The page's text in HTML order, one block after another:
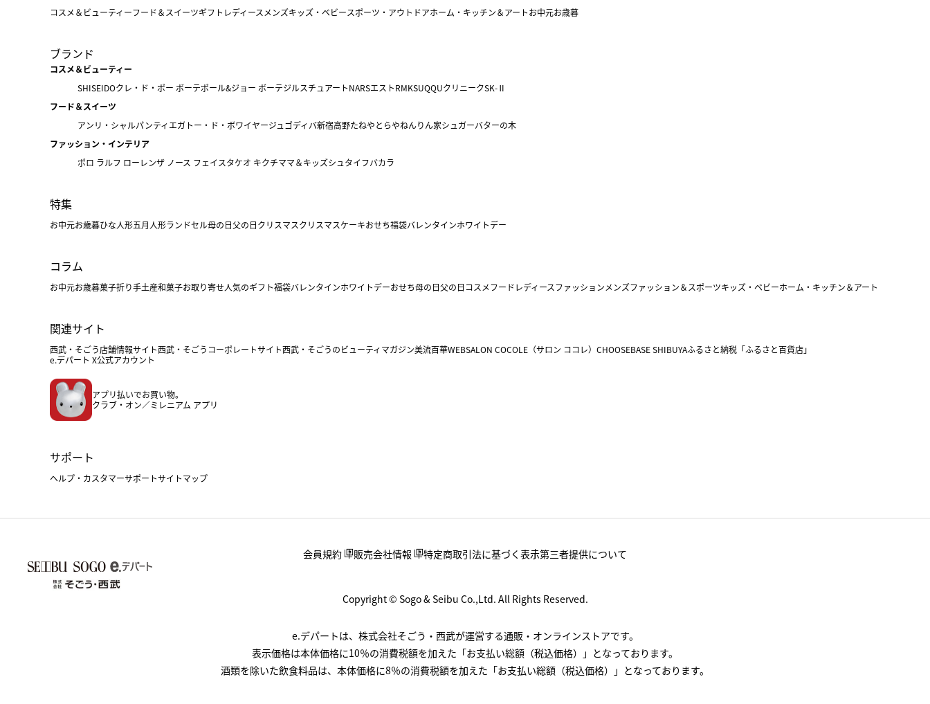
コスメ＆ビューティーフード＆スイーツギフト レディース メンズキッズ・ベビースポーツ・アウトドアホーム・キッチン＆アートお中元お歳暮
ブランド
コスメ＆ビューティー
SHISEIDOクレ・ド・ポー ボーテポール&ジョー ボーテジルスチュアートNARSエストRMKSUQQUクリニークSK-Ⅱ
フード＆スイーツ
アンリ・シャルパンティエガトー・ド・ボワイヤージュ ゴディバ新宿高野たねやとらやねんりん家シュガーバターの木
ファッション・インテリア
ポロ ラルフ ローレンザ ノース フェイスタケオ キクチママ＆キッズシュタイフバカラ
特集
お中元お歳暮ひな人形五月人形ランドセル母の日父の日クリスマスクリスマスケーキおせち福袋バレンタインホワイトデー
コラム
お中元お歳暮菓子折り手土産和菓子お取り寄せ人気のギフト福袋バレンタインホワイトデーおせち母の日父の日 コスメフードレディースファッションメンズファッション＆スポーツキッズ・ベビーホーム・キッチン＆アート
関連サイト
西武・そごう店舗情報サイト西武・そごうコーポレートサイト西武・そごうのビューティマガジン美流百華WEBSALON COCOLE（サロン ココレ） CHOOSEBASE SHIBUYAふるさと納税「ふるさと百貨店」
e.デパート X公式アカウント
アプリ払いでお買い物。
クラブ・オン／ミレニアム アプリ
サポート
ヘルプ・カスタマーサポートサイトマップ
会員規約 販売会社情報 特定商取引法に基づく表示第三者提供について
Copyright © Sogo & Seibu Co.,Ltd. All Rights Reserved.
e.デパートは、株式会社そごう・西武が運営する通販・オンラインストアです。
表示価格は本体価格に10％の消費税額を加えた「お支払い総額（税込価格）」となっております。
酒類を除いた飲食料品は、本体価格に8％の消費税額を加えた「お支払い総額（税込価格）」となっております。